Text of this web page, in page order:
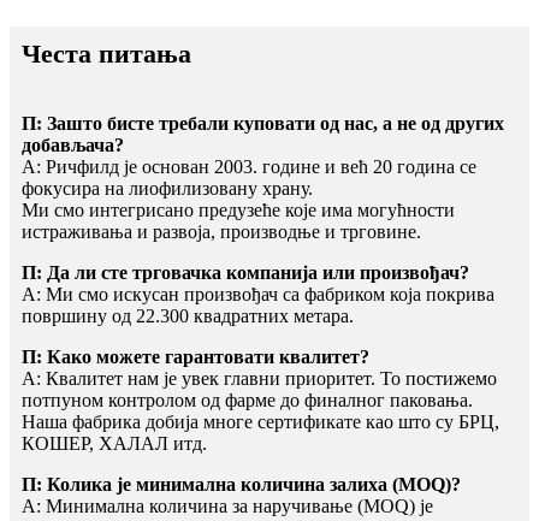
Честа питања
П: Зашто бисте требали куповати од нас, а не од других
добављача?
A: Ричфилд је основан 2003. године и већ 20 година се
фокусира на лиофилизовану храну.
Ми смо интегрисано предузеће које има могућности
истраживања и развоја, производње и трговине.
П: Да ли сте трговачка компанија или произвођач?
A: Ми смо искусан произвођач са фабриком која покрива
површину од 22.300 квадратних метара.
П: Како можете гарантовати квалитет?
A: Квалитет нам је увек главни приоритет. То постижемо
потпуном контролом од фарме до финалног паковања.
Наша фабрика добија многе сертификате као што су БРЦ,
КОШЕР, ХАЛАЛ итд.
П: Колика је минимална количина залиха (MOQ)?
A: Минимална количина за наручивање (MOQ) је